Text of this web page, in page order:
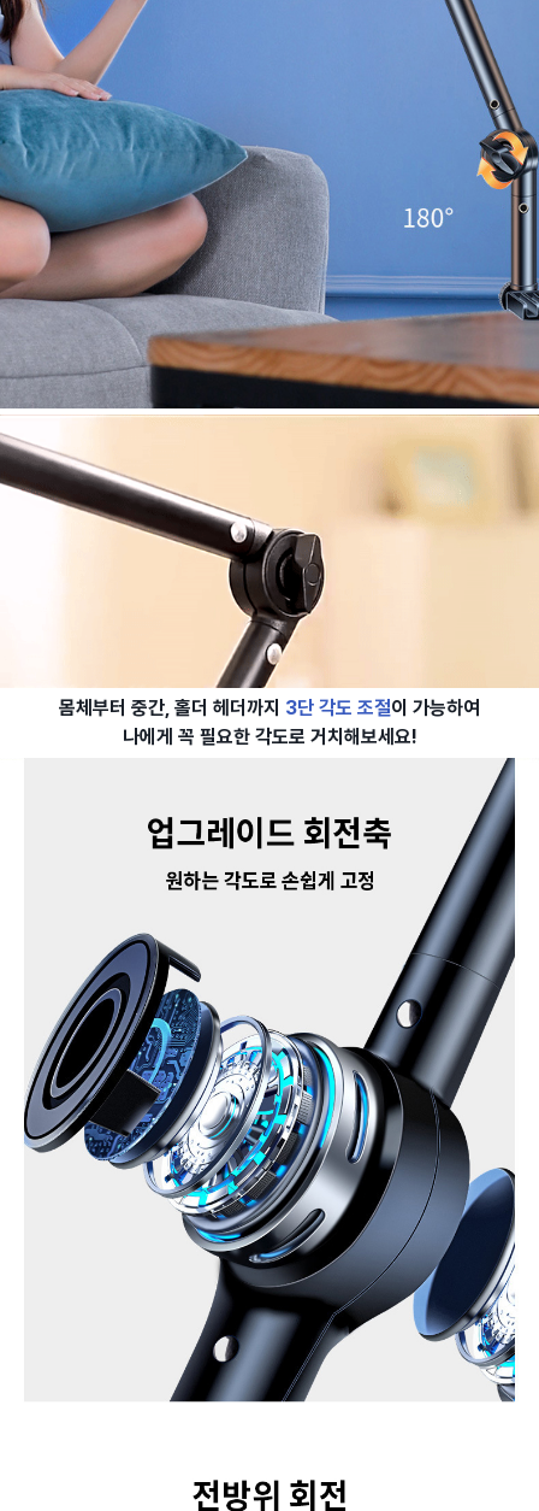
몸체부터 중간, 홀더 헤더까지 3단 각도 조절이 가능하여
나에게 꼭 필요한 각도로 거치해보세요!